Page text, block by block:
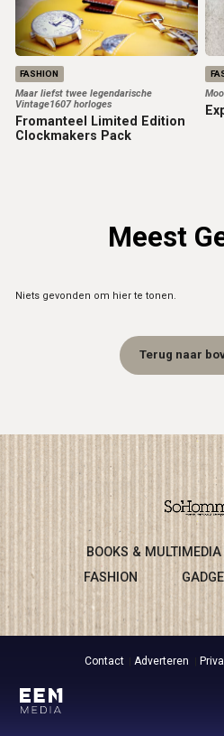
FASHION
Maar liefst twee legendarische
Vintage1607 horloges
Fromanteel Limited Edition
Clockmakers Pack
Meest
Niets gevonden om hier te tonen.
Terug naar
BOOKS & MULTIMEDIA
FASHION
Contact Adverteren